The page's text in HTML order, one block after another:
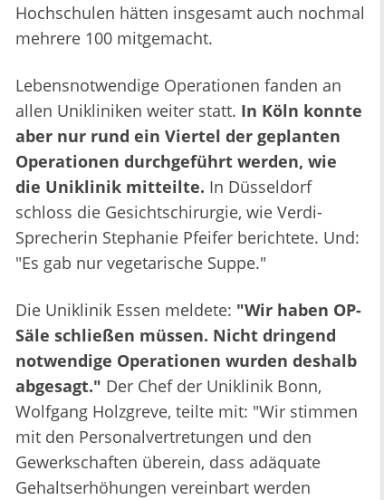
Hochschulen hätten insgesamt auch nochmal
mehrere 100 mitgemacht.
Lebensnotwendige Operationen fanden an
allen Unikliniken weiter statt. In Köln konnte
aber nur rund ein Viertel der geplanten
Operationen durchgeführt werden, wie
die Uniklinik mitteilte. In Düsseldorf
schloss die Gesichtschirurgie, wie Verdi-
Sprecherin Stephanie Pfeifer berichtete. Und:
"Es gab nur vegetarische Suppe."
Die Uniklinik Essen meldete: "Wir haben OP-
Säle schließen müssen. Nicht dringend
notwendige Operationen wurden deshalb
abgesagt." Der Chef der Uniklinik Bonn,
Wolfgang Holzgreve, teilte mit: "Wir stimmen
mit den Personalvertretungen und den
Gewerkschaften überein, dass adäquate
Gehaltserhöhungen vereinbart werden